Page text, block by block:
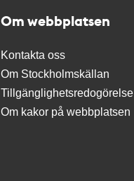
Om webbplatsen
Kontakta oss
Om Stockholmskällan
Tillgänglighetsredogörelse
Om kakor på webbplatsen